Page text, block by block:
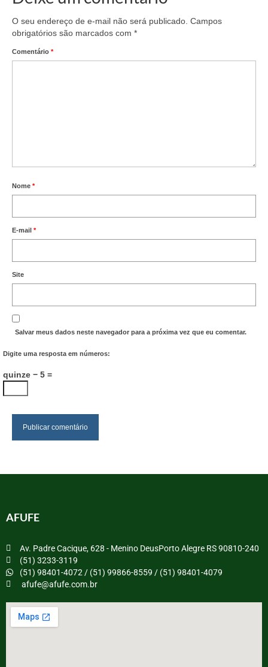
O seu endereço de e-mail não será publicado. Campos
obrigatórios são marcados com *
Comentário *
Nome *
E-mail *
Site
Salvar meus dados neste navegador para a próxima vez que eu comentar.
Digite uma resposta em números:
quinze − 5 =
AFUFE
Av. Padre Cacique, 628 - Menino DeusPorto Alegre RS 90810-240
(51) 3233-3119
(51) 98401-4072 / (51) 99866-8559 / (51) 98401-4079
afufe@afufe.com.br